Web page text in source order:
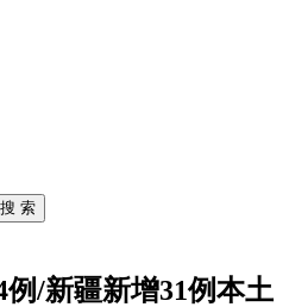
搜 索
/新疆新增31例本土